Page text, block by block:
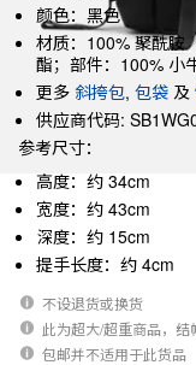
颜色：黑色
材质：100% 聚酰胺
酯；部件：100% 小
更多 斜挎包, 包袋 及
供应商代码:
参考尺寸：
高度：约 34cm
宽度：约 43cm
深度：约 15cm
提手长度：约 4cm
不设退货或换货
此为超大/超重商品，结
包邮并不适用于此货品